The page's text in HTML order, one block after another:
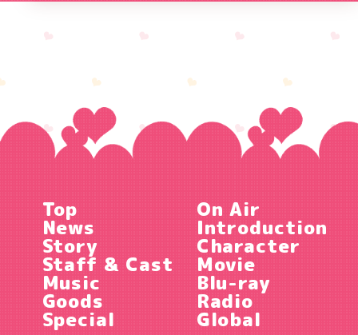
Top On Air
News Introduction
Story Character
Staff & Cast Movie
Music Blu-ray
Goods Radio
Special Global